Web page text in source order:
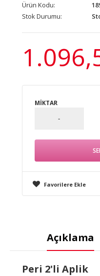
Ürün Kodu:
Stok Durumu:
MIKTAR
Favorilere Ekle
Açıklama
Peri 2'li Aplik